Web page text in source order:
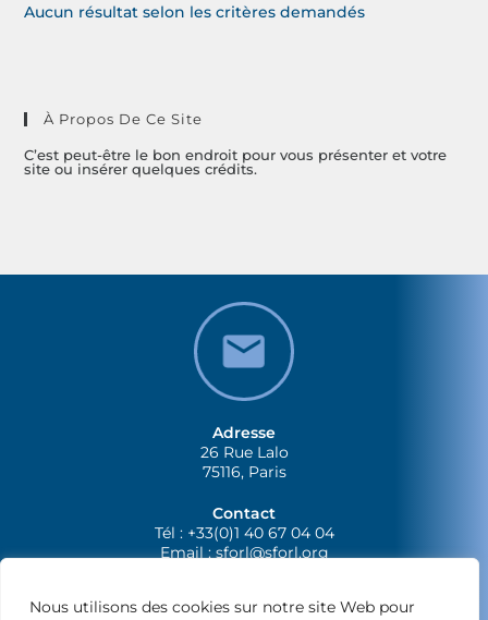
Nous utilisons des cookies sur notre site Web pour
Aucun résultat selon les critères demandés
À Propos De Ce Site
C’est peut-être le bon endroit pour vous présenter et votre
site ou insérer quelques crédits.
Adresse
26 Rue Lalo
75116, Paris
Contact
Tél : +33(0)1 40 67 04 04
Email :sforl@sforl.org